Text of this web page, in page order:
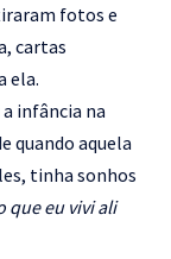
fotos e
cartas
ela.
infância na
quando aquela
tinha sonhos
que eu vivi ali